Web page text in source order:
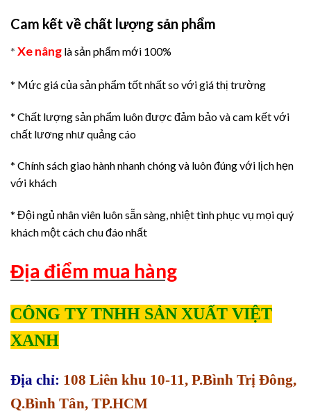
Cam kết về chất lượng sản phẩm
* Xe nâng là sản phẩm mới 100%
* Mức giá của sản phẩm tốt nhất so với giá thị trường
* Chất lượng sản phẩm luôn được đảm bảo và cam kết với
chất lương như quảng cáo
* Chính sách giao hành nhanh chóng và luôn đúng với lịch hẹn
với khách
* Đội ngủ nhân viên luôn sẵn sàng, nhiệt tình phục vụ mọi quý
khách một cách chu đáo nhất
Địa điểm mua hàng
CÔNG TY TNHH SẢN XUẤT VIỆT
XANH
Địa chỉ: 108 Liên khu 10-11, P.Bình Trị Đông,
Q.Bình Tân, TP.HCM